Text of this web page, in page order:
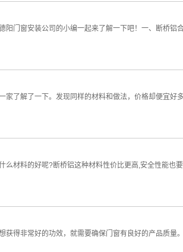
门窗安装公司的小编一起来了解一下吧！一、断桥铝
了解了一下。发现同样的材料和做法，价格却便宜好
材料的好呢?断桥铝这种材料性价比更高,安全性能也
得非常好的功效，就需要确保门窗有良好的产品质量